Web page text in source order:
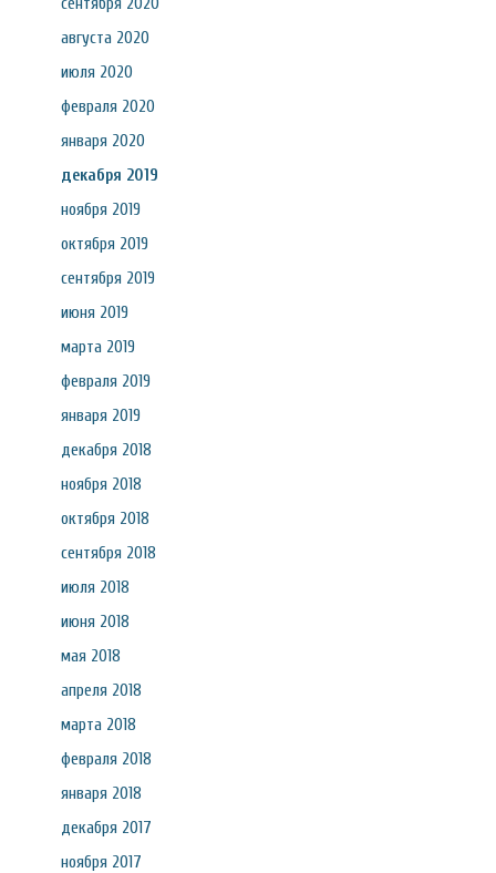
августа 2020
июля 2020
февраля 2020
января 2020
декабря 2019
ноября 2019
октября 2019
сентября 2019
июня 2019
марта 2019
февраля 2019
января 2019
декабря 2018
ноября 2018
октября 2018
сентября 2018
июля 2018
июня 2018
мая 2018
апреля 2018
марта 2018
февраля 2018
января 2018
декабря 2017
ноября 2017